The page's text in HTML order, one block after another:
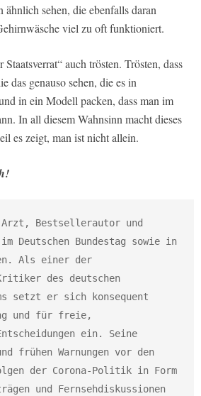
ähnlich sehen, die ebenfalls daran
viel zu oft funktioniert.
auch trösten. Trösten, dass
das genauso sehen, die es in
in ein Modell packen, dass man im
In all diesem Wahnsinn macht dieses
es zeigt, man ist nicht allein.
Bestsellerautor und
Deutschen Bundestag sowie in
Als einer der
des deutschen
setzt er sich konsequent
und für freie,
ein. Seine
frühen Warnungen vor den
der Corona-Politik in Form
und Fernsehdiskussionen